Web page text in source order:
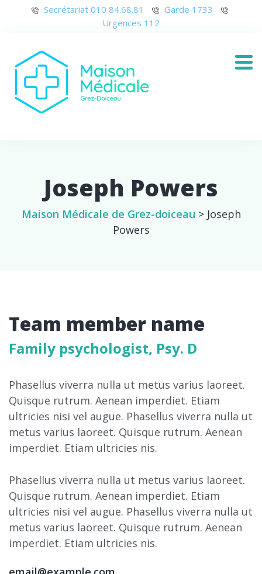
Secrétariat 010 84.68.81
Garde 1733
Urgences 112
Joseph Powers
Maison Médicale de Grez-doiceau > Joseph
Powers
Team member name
Family psychologist, Psy. D
Phasellus viverra nulla ut metus varius laoreet.
Quisque rutrum. Aenean imperdiet. Etiam
ultricies nisi vel augue. Phasellus viverra nulla ut
metus varius laoreet. Quisque rutrum. Aenean
imperdiet. Etiam ultricies nis.
Phasellus viverra nulla ut metus varius laoreet.
Quisque rutrum. Aenean imperdiet. Etiam
ultricies nisi vel augue. Phasellus viverra nulla ut
metus varius laoreet. Quisque rutrum. Aenean
imperdiet. Etiam ultricies nis.